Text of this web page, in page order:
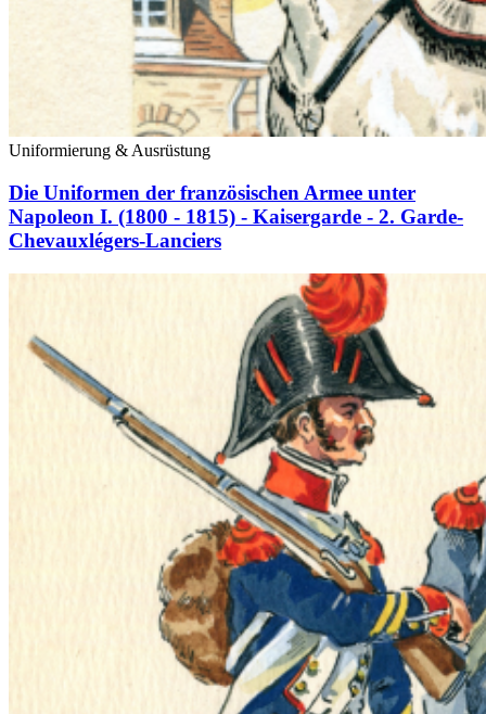
Uniformierung & Ausrüstung
Die Uniformen der französischen Armee unter
Napoleon I. (1800 - 1815) - Kaisergarde - 2. Garde-
Chevauxlégers-Lanciers